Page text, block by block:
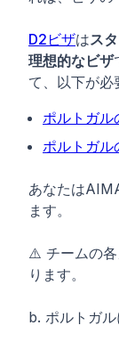
D2ビザはス
理想的なビザ
て、以下が必
ポルトガル
ポルトガル
あなたは
ます。
⚠️ チームの各
ります。
b. ポルトガル